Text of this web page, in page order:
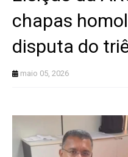
chapas
disputa do
maio 05, 2026